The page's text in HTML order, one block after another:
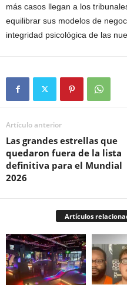
más casos llegan a los
equilibrar sus modelos de
integridad psicológica de las
Artículo anterior
Las grandes estrellas que
quedaron fuera de la lista
definitiva para el Mundial
2026
Artículos